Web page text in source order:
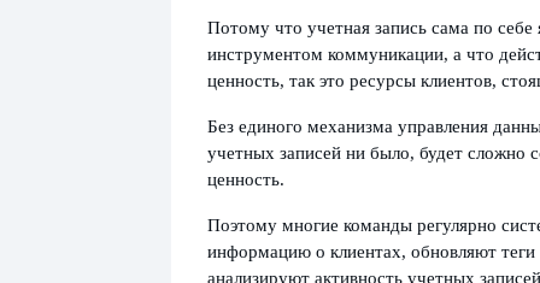
Потому что учетная запись сама по себе
инструментом коммуникации, а что
ценность, так это ресурсы клиентов,
Без единого механизма управления
учетных записей ни было, будет сложно
ценность.
Поэтому многие команды регулярно
информацию о клиентах, обновляют теги
анализируют активность учетных